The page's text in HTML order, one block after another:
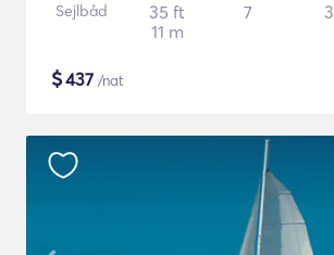
Sejlbåd
35 ft
11 m
7 3
$437 /nat